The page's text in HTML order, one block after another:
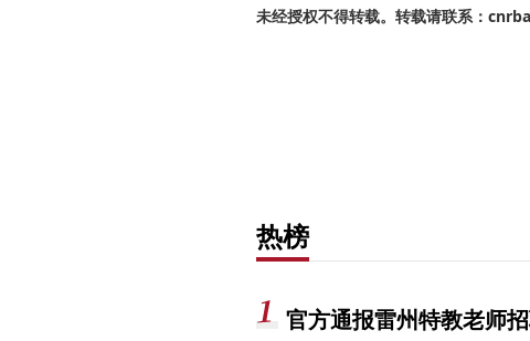
未经授权不得转载。转载请联系：
热榜
官方通报雷州特教老师